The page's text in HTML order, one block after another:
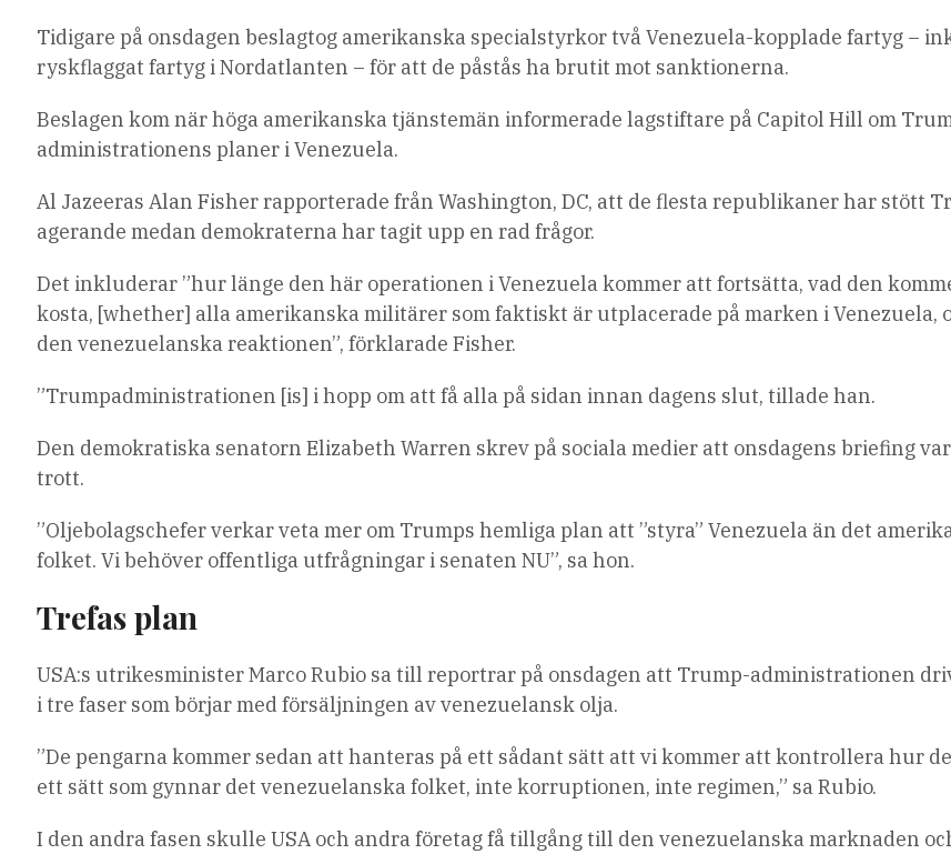
Tidigare på onsdagen beslagtog amerikanska specialstyrkor två Venezuela-kopplade fartyg –
ryskflaggat fartyg i Nordatlanten – för att de påstås ha brutit mot sanktionerna.
Beslagen kom när höga amerikanska tjänstemän informerade lagstiftare på Capitol Hill om
administrationens planer i Venezuela.
Al Jazeeras Alan Fisher rapporterade från Washington, DC, att de flesta republikaner har stött
agerande medan demokraterna har tagit upp en rad frågor.
Det inkluderar ”hur länge den här operationen i Venezuela kommer att fortsätta, vad den
kosta, [whether] alla amerikanska militärer som faktiskt är utplacerade på marken i Venezuela,
den venezuelanska reaktionen”, förklarade Fisher.
”Trumpadministrationen [is] i hopp om att få alla på sidan innan dagens slut, tillade han.
Den demokratiska senatorn Elizabeth Warren skrev på sociala medier att onsdagens briefing
trott.
”Oljebolagschefer verkar veta mer om Trumps hemliga plan att ”styra” Venezuela än det
folket. Vi behöver offentliga utfrågningar i senaten NU”, sa hon.
Trefas plan
USA:s utrikesminister Marco Rubio sa till reportrar på onsdagen att Trump-administrationen
i tre faser som börjar med försäljningen av venezuelansk olja.
”De pengarna kommer sedan att hanteras på ett sådant sätt att vi kommer att kontrollera hur
ett sätt som gynnar det venezuelanska folket, inte korruptionen, inte regimen,” sa Rubio.
I den andra fasen skulle USA och andra företag få tillgång till den venezuelanska marknaden